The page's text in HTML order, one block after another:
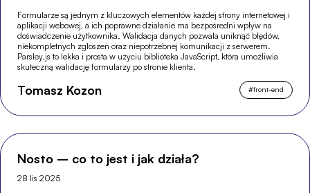
Formularze są jednym z kluczowych elementów każdej strony internetowej i
aplikacji webowej, a ich poprawne działanie ma bezpośredni wpływ na
doświadczenie użytkownika. Walidacja danych pozwala uniknąć błędów,
niekompletnych zgłoszeń oraz niepotrzebnej komunikacji z serwerem.
Parsley.js to lekka i prosta w użyciu biblioteka JavaScript, która umożliwia
skuteczną walidację formularzy po stronie klienta.
Tomasz Kozon #front-end
Nosto – co to jest i jak działa?
28 lis 2025